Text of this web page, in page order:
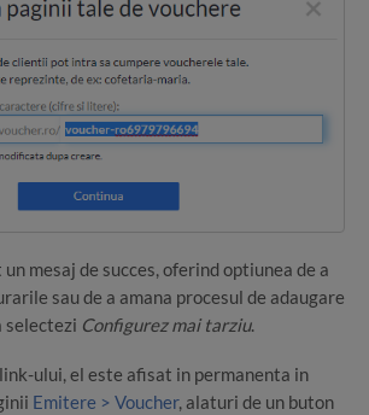
mesaj de succes, oferind optiunea de a
sau de a amana procesul de adaugare
selectezi Configurez mai tarziu.
ului, el este afisat in permanenta in
Emitere > Voucher, alaturi de un buton